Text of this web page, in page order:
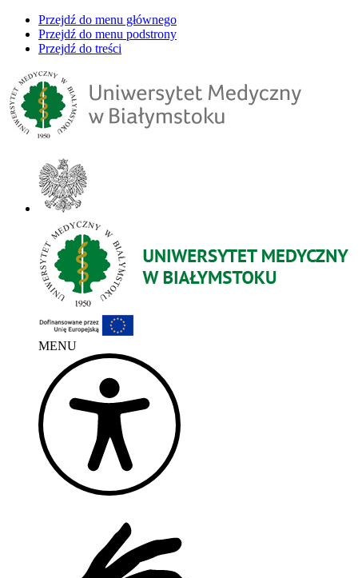
Przejdź do menu głównego
Przejdź do menu podstrony
Przejdź do treści
MENU